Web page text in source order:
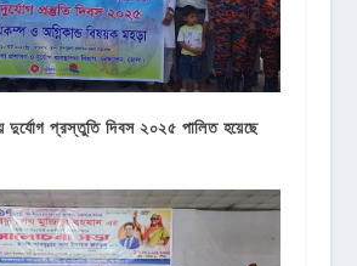
প্রস্তুতি দিবস ২০২৫ পালিত হয়েছে